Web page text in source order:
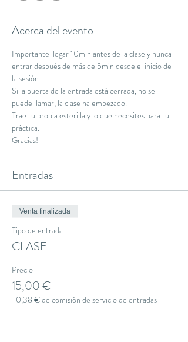
Acerca del evento
Importante llegar 10min antes de la clase y nunca
entrar después de más de 5min desde el inicio de
la sesión.
Si la puerta de la entrada está cerrada, no se
puede llamar, la clase ha empezado.
Trae tu propia esterilla y lo que necesites para tu
práctica.
Gracias!
Entradas
Venta finalizada
Tipo de entrada
CLASE
Precio
15,00 €
+0,38 € de comisión de servicio de entradas